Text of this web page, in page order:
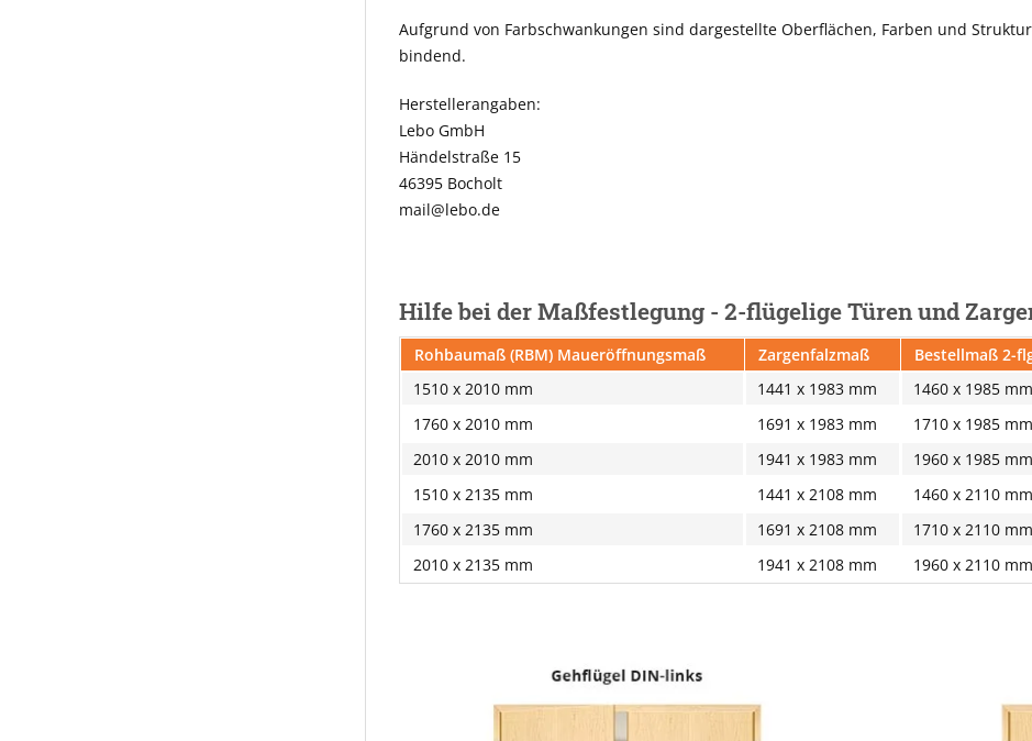
Aufgrund von Farbschwankungen sind dargestellte Oberflächen, Farben und
bindend.
Herstellerangaben:
Lebo GmbH
Händelstraße 15
46395 Bocholt
mail@lebo.de
Hilfe bei der Maßfestlegung - 2-flügelige Türen und
Rohbaumaß (RBM) Maueröffnungsmaß Zargenfalzmaß Bestellmaß 2-
1510 x 2010 mm
1441 x 1983 mm 1460 x 1985 mm
1760 x 2010 mm
1691 x 1983 mm 1710 x 1985 mm
2010 x 2010 mm
1941 x 1983 mm 1960 x 1985 mm
1510 x 2135 mm
1441 x 2108 mm 1460 x 2110 mm
1760 x 2135 mm
1691 x 2108 mm 1710 x 2110 mm
2010 x 2135 mm
1941 x 2108 mm 1960 x 2110 mm